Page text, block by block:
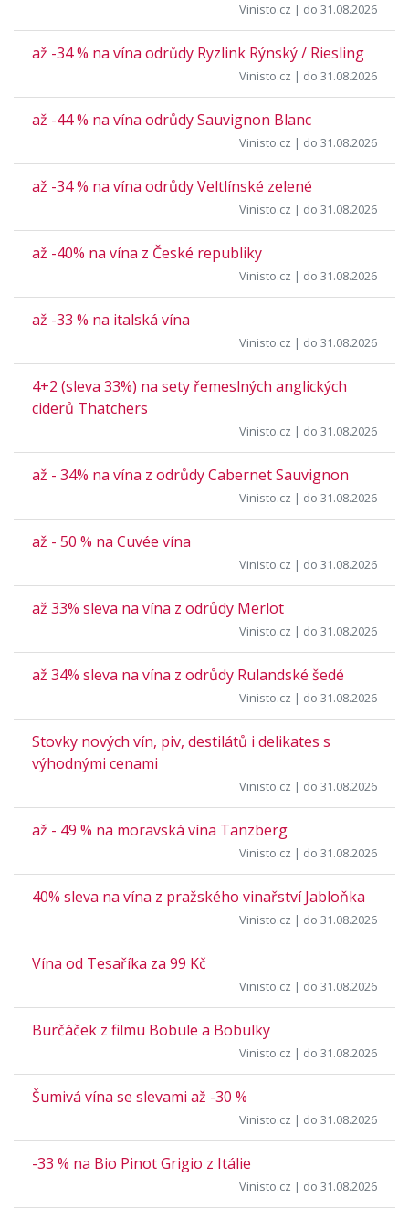
Vinisto.cz | do 31.08.2026
až -34 % na vína odrůdy Ryzlink Rýnský / Riesling
Vinisto.cz | do 31.08.2026
až -44 % na vína odrůdy Sauvignon Blanc
Vinisto.cz | do 31.08.2026
až -34 % na vína odrůdy Veltlínské zelené
Vinisto.cz | do 31.08.2026
až -40% na vína z České republiky
Vinisto.cz | do 31.08.2026
až -33 % na italská vína
Vinisto.cz | do 31.08.2026
4+2 (sleva 33%) na sety řemeslných anglických
ciderů Thatchers
Vinisto.cz | do 31.08.2026
až - 34% na vína z odrůdy Cabernet Sauvignon
Vinisto.cz | do 31.08.2026
až - 50 % na Cuvée vína
Vinisto.cz | do 31.08.2026
až 33% sleva na vína z odrůdy Merlot
Vinisto.cz | do 31.08.2026
až 34% sleva na vína z odrůdy Rulandské šedé
Vinisto.cz | do 31.08.2026
Stovky nových vín, piv, destilátů i delikates s
výhodnými cenami
Vinisto.cz | do 31.08.2026
až - 49 % na moravská vína Tanzberg
Vinisto.cz | do 31.08.2026
40% sleva na vína z pražského vinařství Jabloňka
Vinisto.cz | do 31.08.2026
Vína od Tesaříka za 99 Kč
Vinisto.cz | do 31.08.2026
Burčáček z filmu Bobule a Bobulky
Vinisto.cz | do 31.08.2026
Šumivá vína se slevami až -30 %
Vinisto.cz | do 31.08.2026
-33 % na Bio Pinot Grigio z Itálie
Vinisto.cz | do 31.08.2026